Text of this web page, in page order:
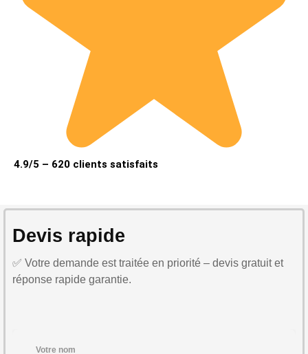
4.9/5 – 620 clients satisfaits
Devis rapide
✅ Votre demande est traitée en priorité – devis gratuit et
réponse rapide garantie.
Votre nom